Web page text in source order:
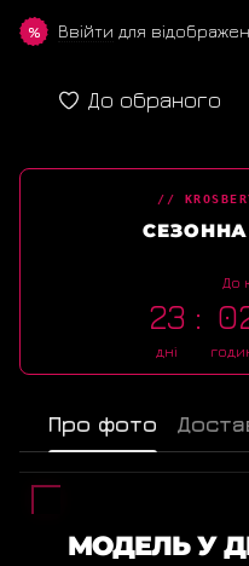
% Ввійти для
До обраного
//
До
23
дні
Про фото
МОДЕЛЬ У